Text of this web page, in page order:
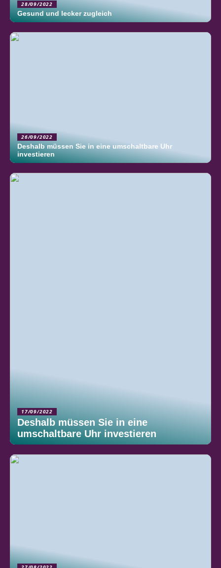
28/09/2022
Gesund und lecker zugleich
26/09/2022
Deshalb müssen Sie in eine umschaltbare Uhr
investieren
17/09/2022
Deshalb müssen Sie in eine
umschaltbare Uhr investieren